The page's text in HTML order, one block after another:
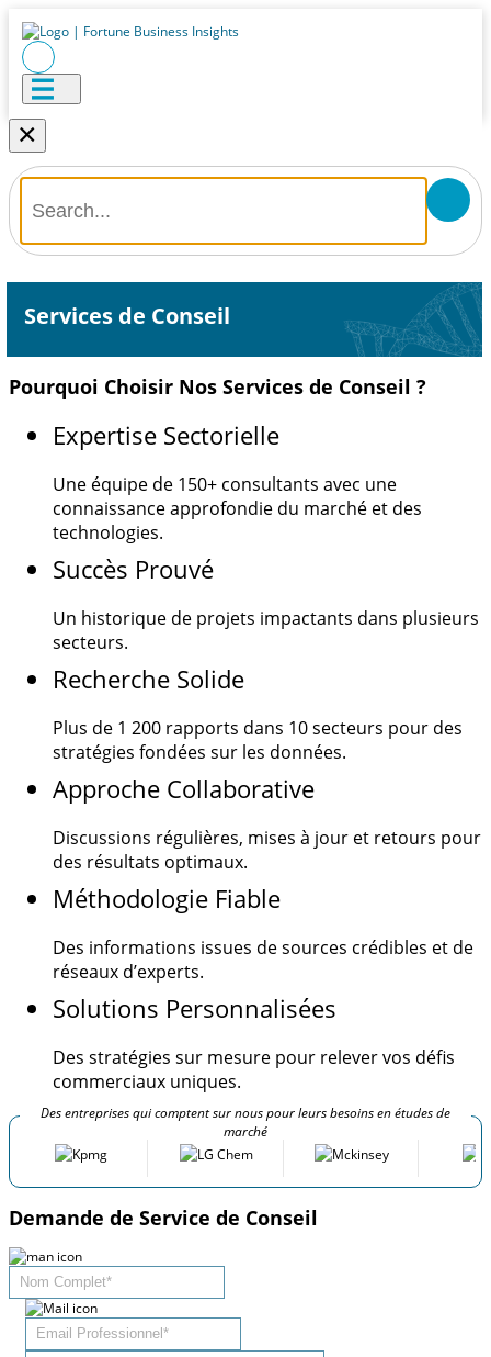
×
Services de Conseil
Pourquoi Choisir Nos Services de Conseil ?
Expertise Sectorielle
Une équipe de 150+ consultants avec une
connaissance approfondie du marché et des
technologies.
Succès Prouvé
Un historique de projets impactants dans plusieurs
secteurs.
Recherche Solide
Plus de 1 200 rapports dans 10 secteurs pour des
stratégies fondées sur les données.
Approche Collaborative
Discussions régulières, mises à jour et retours pour
des résultats optimaux.
Méthodologie Fiable
Des informations issues de sources crédibles et de
réseaux d’experts.
Solutions Personnalisées
Des stratégies sur mesure pour relever vos défis
commerciaux uniques.
Des entreprises qui comptent sur nous pour leurs besoins en études de
marché
Demande de Service de Conseil